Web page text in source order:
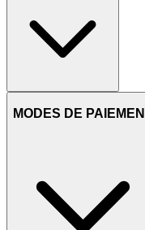
MODES DE